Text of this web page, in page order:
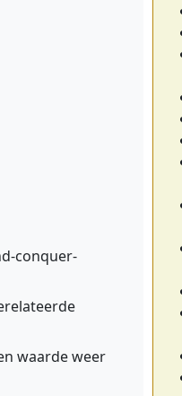
conquer-
waarde weer